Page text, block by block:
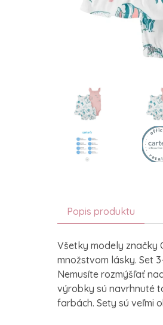
Popis produktu
Všetky modely značky
množstvom lásky. Set
Nemusíte rozmýšľať
výrobky sú navrhnuté
farbách. Sety sú veľmi